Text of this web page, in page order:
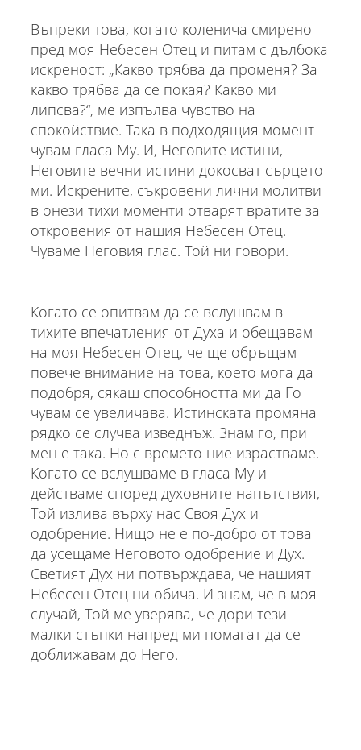
Въпреки това, когато коленича смирено
пред моя Небесен Отец и питам с дълбока
искреност: „Какво трябва да променя? За
какво трябва да се покая? Какво ми
липсва?“, ме изпълва чувство на
спокойствие. Така в подходящия момент
чувам гласа Му. И, Неговите истини,
Неговите вечни истини докосват сърцето
ми. Искрените, съкровени лични молитви
в онези тихи моменти отварят вратите за
откровения от нашия Небесен Отец.
Чуваме Неговия глас. Той ни говори.
Когато се опитвам да се вслушвам в
тихите впечатления от Духа и обещавам
на моя Небесен Отец, че ще обръщам
повече внимание на това, което мога да
подобря, сякаш способността ми да Го
чувам се увеличава. Истинската промяна
рядко се случва изведнъж. Знам го, при
мен е така. Но с времето ние израстваме.
Когато се вслушваме в гласа Му и
действаме според духовните напътствия,
Той излива върху нас Своя Дух и
одобрение. Нищо не е по-добро от това
да усещаме Неговото одобрение и Дух.
Светият Дух ни потвърждава, че нашият
Небесен Отец ни обича. И знам, че в моя
случай, Той ме уверява, че дори тези
малки стъпки напред ми помагат да се
доближавам до Него.